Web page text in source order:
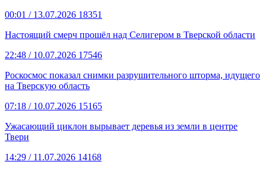
00:01 / 13.07.2026 18351
Настоящий смерч прошёл над Селигером в Тверской области
22:48 / 10.07.2026 17546
Роскосмос показал снимки разрушительного шторма, идущего
на Тверскую область
07:18 / 10.07.2026 15165
Ужасающий циклон вырывает деревья из земли в центре
Твери
14:29 / 11.07.2026 14168